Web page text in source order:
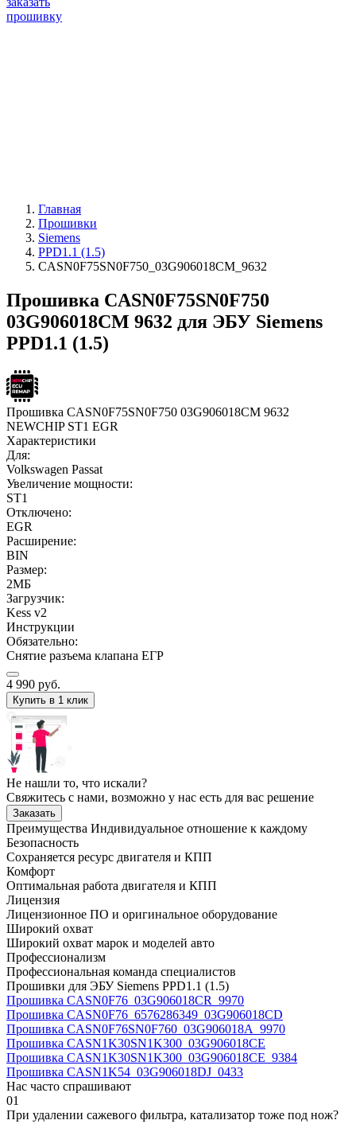
прошивку
Главная
Прошивки
Siemens
PPD1.1 (1.5)
CASN0F75SN0F750_03G906018CM_9632
Прошивка CASN0F75SN0F750
03G906018CM 9632 для ЭБУ Siemens
PPD1.1 (1.5)
Прошивка CASN0F75SN0F750 03G906018CM 9632
NEWCHIP ST1 EGR
Характеристики
Для:
Volkswagen Passat
Увеличение мощности:
ST1
Отключено:
EGR
Расширение:
BIN
Размер:
2МБ
Загрузчик:
Kess v2
Инструкции
Обязательно:
Снятие разъема клапана ЕГР
4 990 руб.
Купить в 1 клик
Не нашли то, что искали?
Свяжитесь с нами, возможно у нас есть для вас решение
Заказать
Преимущества Индивидуальное отношение к каждому
Безопасность
Сохраняется ресурс двигателя и КПП
Комфорт
Оптимальная работа двигателя и КПП
Лицензия
Лицензионное ПО и оригинальное оборудование
Широкий охват
Широкий охват марок и моделей авто
Профессионализм
Профессиональная команда специалистов
Прошивки для ЭБУ Siemens PPD1.1 (1.5)
Прошивка CASN0F76_03G906018CR_9970
Прошивка CASN0F76_6576286349_03G906018CD
Прошивка CASN0F76SN0F760_03G906018A_9970
Прошивка CASN1K30SN1K300_03G906018CE
Прошивка CASN1K30SN1K300_03G906018CE_9384
Прошивка CASN1K54_03G906018DJ_0433
Нас часто спрашивают
01
При удалении сажевого фильтра, катализатор тоже под нож?